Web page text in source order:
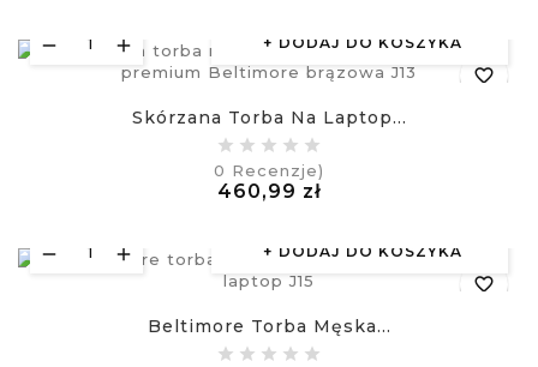
DODAJ DO KOSZYKA
favorite_border
Skórzana Torba Na Laptop...
0 Recenzje)
460,99 złCena
DODAJ DO KOSZYKA
favorite_border
Beltimore Torba Męska...